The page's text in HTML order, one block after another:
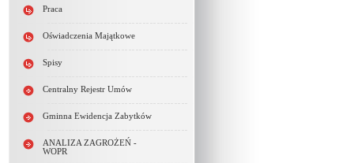
Praca
Oświadczenia Majątkowe
Spisy
Centralny Rejestr Umów
Gminna Ewidencja Zabytków
ANALIZA ZAGROŻEŃ -
WOPR